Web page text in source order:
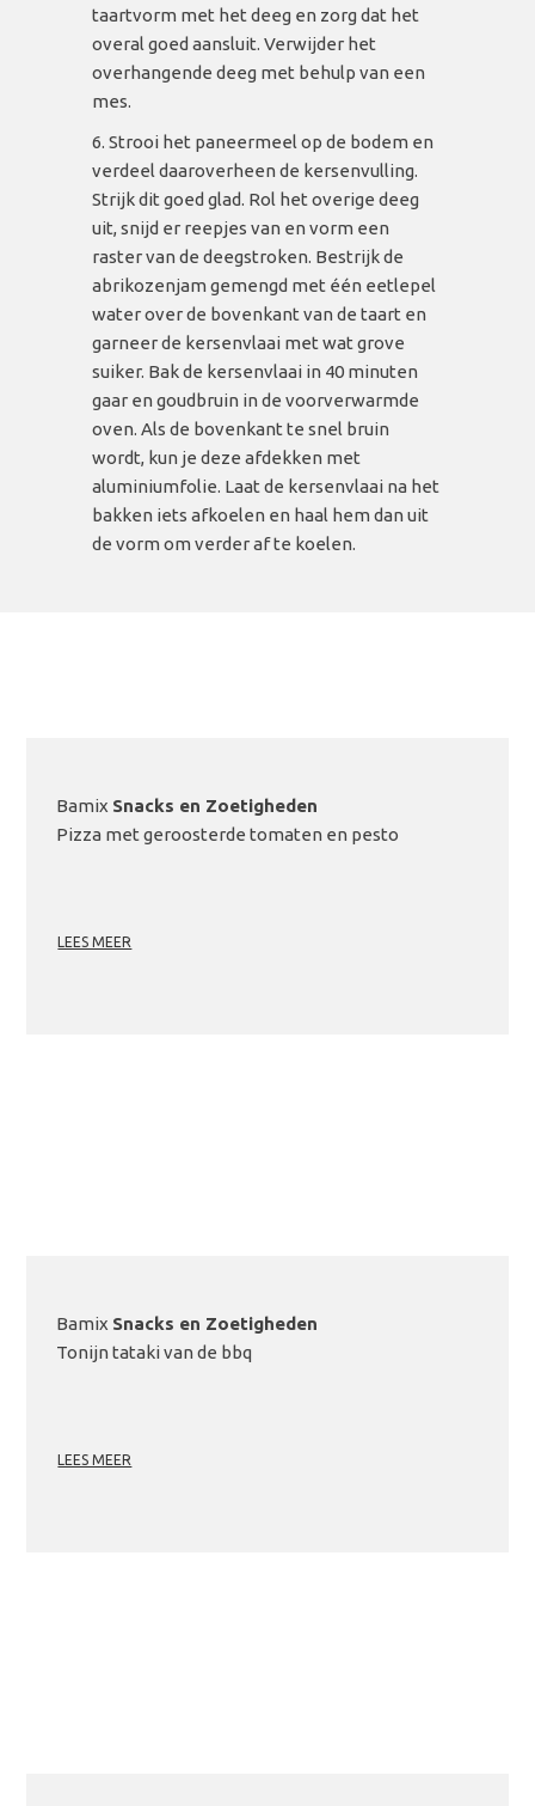
taartvorm met het deeg en zorg dat het
overal goed aansluit. Verwijder het
overhangende deeg met behulp van een
mes.
Strooi het paneermeel op de bodem en
verdeel daaroverheen de kersenvulling.
Strijk dit goed glad. Rol het overige deeg
uit, snijd er reepjes van en vorm een
raster van de deegstroken. Bestrijk de
abrikozenjam gemengd met één eetlepel
water over de bovenkant van de taart en
garneer de kersenvlaai met wat grove
suiker. Bak de kersenvlaai in 40 minuten
gaar en goudbruin in de voorverwarmde
oven. Als de bovenkant te snel bruin
wordt, kun je deze afdekken met
aluminiumfolie. Laat de kersenvlaai na het
bakken iets afkoelen en haal hem dan uit
de vorm om verder af te koelen.
Bamix Snacks en Zoetigheden
Pizza met geroosterde tomaten en pesto
LEES MEER
Bamix Snacks en Zoetigheden
Tonijn tataki van de bbq
LEES MEER